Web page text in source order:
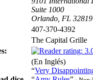
Suite 1000
Orlando, FL 32819
407-370-4392
The Capital Grille
(En Inglés)
“Very